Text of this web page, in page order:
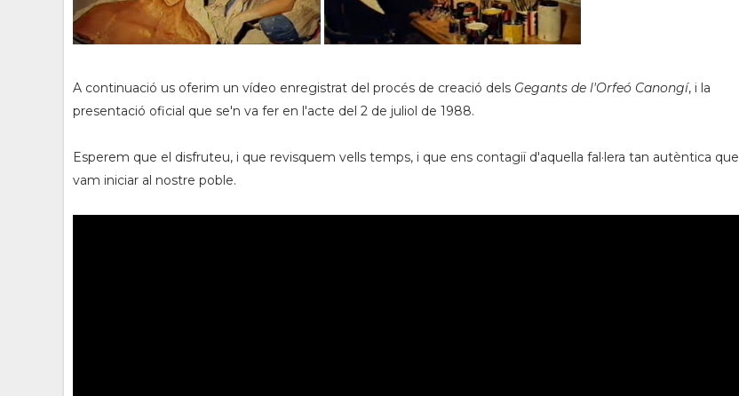
A continuació us oferim un vídeo enregistrat del procés de creació dels Gegants de l'Orfeó Canongí, i la
presentació oficial que se'n va fer en l'acte del 2 de juliol de 1988.
Esperem que el disfruteu, i que revisquem vells temps, i que ens contagiï d'aquella fal·lera tan autèntica que
vam iniciar al nostre poble.